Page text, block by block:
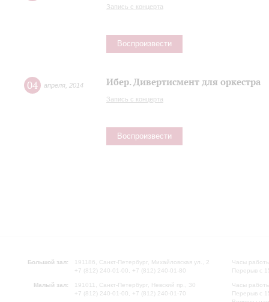
Запись с концерта
Воспроизвести
04 апреля 2014 Ибер. Дивертисмент для оркестра
Запись с концерта
Воспроизвести
Большой зал:
191186, Санкт-Петербург, Михайловская ул., 2
+7 (812) 240-01-00, +7 (812) 240-01-80
Малый зал:
191011, Санкт-Петербург, Невский пр., 30
+7 (812) 240-01-00, +7 (812) 240-01-70
Часы
Перерыв с
Часы
Перерыв с